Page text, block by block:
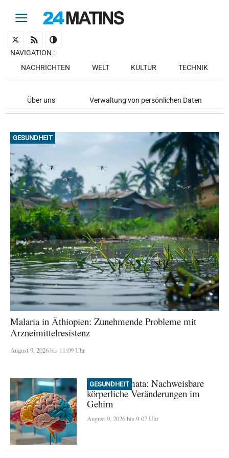
NAVIGATION :
NACHRICHTEN
WELT KULTUR TECHNIK
Über uns Verwaltung von persönlichen Daten
GESUNDHEIT
Malaria in Äthiopien: Zunehmende Probleme mit
Arzneimittelresistenz
August 9, 2026 bis 11:09 Uhr
GESUNDHEIT
Frühe Traumata: Nachweisbare
körperliche Veränderungen im
Gehirn
August 9, 2026 bis 9:07 Uhr